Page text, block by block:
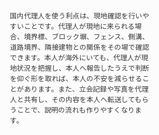
国内代理人を使う利点は、現地確認を行いや
すいことです。代理人が現地に来られる場
合、境界標、ブロック塀、フェンス、側溝、
道路境界、隣接建物との関係をその場で確認
できます。本人が海外にいても、代理人が現
地状況を把握し、本人へ報告したうえで判断
を仰ぐ形を取れば、本人の不安を減らせるこ
とがあります。また、立会記録や写真を代理
人と共有し、その内容を本人へ転送してもら
うことで、説明の流れも作りやすくなりま
す。